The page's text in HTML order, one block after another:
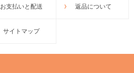
お支払いと配送 返品について
サイトマップ